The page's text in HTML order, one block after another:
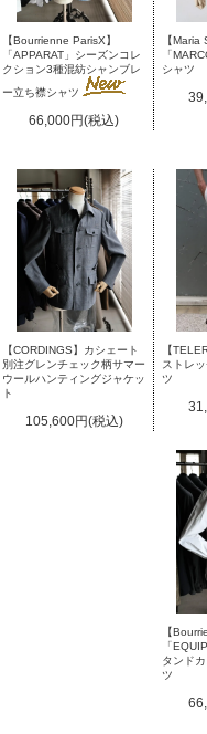
【Bourrienne ParisX】
「APPARAT」シーズンコレ
クション3種混紡シャンブレ
ー立ち襟シャツ
66,000円(税込)
【
「
シャツ
【CORDINGS】カシェート
別注グレンチェック柄サマー
ウールハンティングジャケッ
ト
105,600円(税込)
【
ストレ
ツ
【
「
タンド
ツ